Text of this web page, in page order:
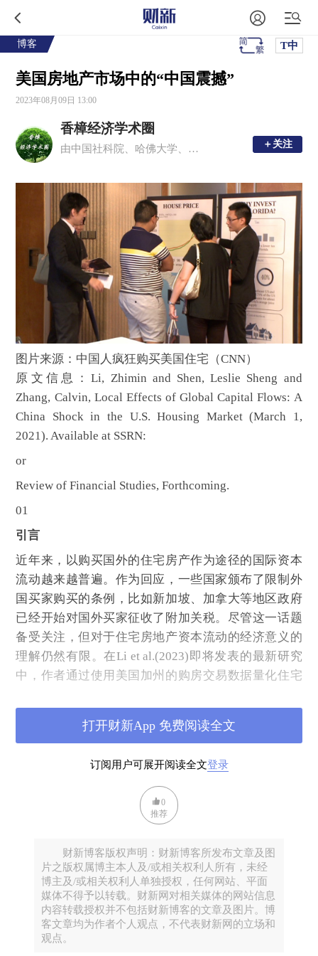
博客 T中
美国房地产市场中的“中国震撼”
2023年08月09日 13:00
香樟经济学术圈
由中国社科院、哈佛大学、多伦多大学等国内外青年经济学者发起 ＋关注
＋关注
图片来源：中国人疯狂购买美国住宅（CNN）
原文信息：Li, Zhimin and Shen, Leslie Sheng and
Zhang, Calvin, Local Effects of Global Capital Flows: A
China Shock in the U.S. Housing Market (March 1,
2021). Available at SSRN:
or
Review of Financial Studies, Forthcoming.
01
引言
近年来，以购买国外的住宅房产作为途径的国际资本
流动越来越普遍。作为回应，一些国家颁布了限制外
国买家购买的条例，比如新加坡、加拿大等地区政府
已经开始对国外买家征收了附加关税。尽管这一话题
备受关注，但对于住宅房地产资本流动的经济意义的
理解仍然有限。在Li et al.(2023)即将发表的最新研究
中，作者通过使用美国加州的购房交易数据量化住宅
实：首先是美国房地产市场受到了“中国冲击”（China
和一系列购房限制措施使得中国人在美国购房的数量
空前激增；其次，这些购买往往集中在历史上华人聚
居的地区，具有“家乡偏好”（home bias）。作者建立
响，该模型包括两种相互竞争的两种影响途径：住房
净值途径（net worth channel）和迁移途径
（displacement channel）。接下来，作者实证检验了
中国冲击对美国当地就业、房价、人口流动的影响，
并在两个典型事实的基础上使用DID和IV方法的结合
进行因果识别。
订阅用户可展开阅读全文登录
打开财新App 免费阅读全文
0
推荐
财新博客版权声明：财新博客所发布文章及图
片之版权属博主本人及/或相关权利人所有，未经
博主及/或相关权利人单独授权，任何网站、平面
媒体不得予以转载。财新网对相关媒体的网站信息
内容转载授权并不包括财新博客的文章及图片。博
客文章均为作者个人观点，不代表财新网的立场和
观点。